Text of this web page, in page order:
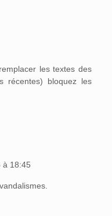
les textes des
récentes) bloquez les
à 18:45